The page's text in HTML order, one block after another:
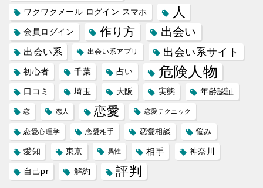
ワクワクメール ログイン スマホ 人
会員ログイン 作り方 出会い
出会い系 出会い系アプリ 出会い系サイト
初心者 千葉 占い 危険人物
口コミ 埼玉 大阪 実態 年齢認証
恋 恋人 恋愛 恋愛テクニック
恋愛心理学 恋愛相手 恋愛相談 悩み
愛知 東京 異性 相手 神奈川
自己pr 解約 評判